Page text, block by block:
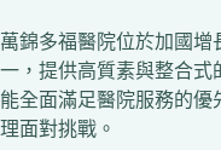
萬錦多福醫院位於加國增
一，提供高質素與整合式
能全面滿足醫院服務的
理面對挑戰。